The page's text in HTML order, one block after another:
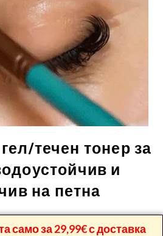
течен тонер за
и
на петна
само за 29,99€ с доставка